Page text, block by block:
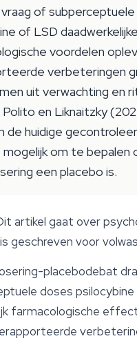
of
of LSD daadwerkelijke
voordelen
verbeteringen
uit verwachting en
Polito en Liknaitzky
de huidige
om te bepalen
een placebo is.
artikel gaat over
geschreven voor
-placebodebat
doses
farmacologische